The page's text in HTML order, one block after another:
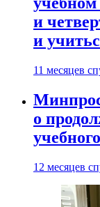
и
и
11 месяцев
о
12 месяцев